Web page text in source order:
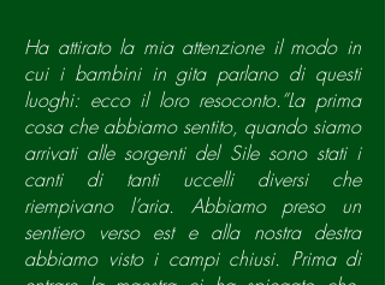
Ha attirato la mia attenzione il modo in
cui i bambini in gita parlano di questi
luoghi: ecco il loro resoconto.“La prima
cosa che abbiamo sentito, quando siamo
arrivati alle sorgenti del Sile sono stati i
canti di tanti uccelli diversi che
riempivano l’aria. Abbiamo preso un
sentiero verso est e alla nostra destra
abbiamo visto i campi chiusi. Prima di